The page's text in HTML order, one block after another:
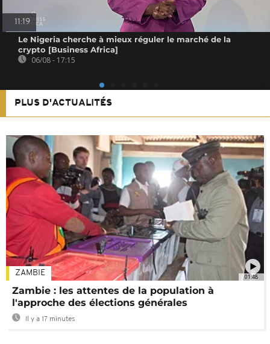
11:19
Le Nigeria cherche à mieux réguler le marché de la
crypto [Business Africa]
06/08 - 17:15
PLUS D'ACTUALITÉS
01:48
ZAMBIE
Zambie : les attentes de la population à
l'approche des élections générales
Il y a 17 minutes